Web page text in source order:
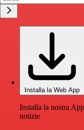
Installa la Web App
Installa la nostra
notizie